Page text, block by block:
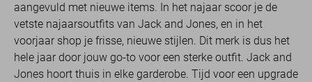
aangevuld met nieuwe items. In het najaar scoor je de
vetste najaarsoutfits van Jack and Jones, en in het
voorjaar shop je frisse, nieuwe stijlen. Dit merk is dus het
hele jaar door jouw go-to voor een sterke outfit. Jack and
Jones hoort thuis in elke garderobe. Tijd voor een upgrade